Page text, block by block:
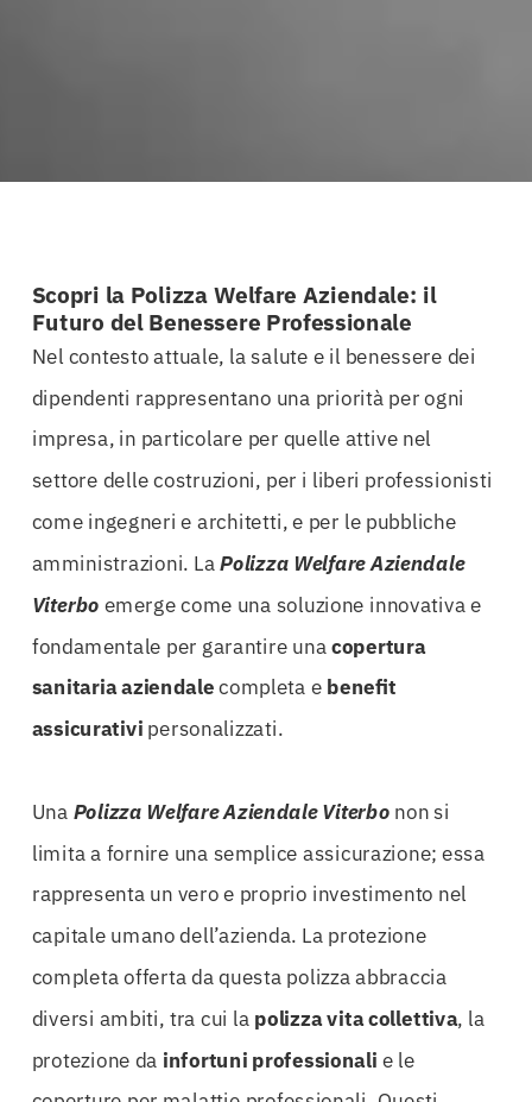
Scopri la Polizza Welfare Aziendale: il
Futuro del Benessere Professionale
Nel contesto attuale, la salute e il benessere dei
dipendenti rappresentano una priorità per ogni
impresa, in particolare per quelle attive nel
settore delle costruzioni, per i liberi professionisti
come ingegneri e architetti, e per le pubbliche
amministrazioni. LaPolizza Welfare Aziendale
Viterbo emerge come una soluzione innovativa e
fondamentale per garantire unacopertura
sanitaria aziendalecompleta e benefit
assicurativi personalizzati.
Una Polizza Welfare Aziendale Viterbo non si
limita a fornire una semplice assicurazione; essa
rappresenta un vero e proprio investimento nel
capitale umano dell’azienda. La protezione
completa offerta da questa polizza abbraccia
diversi ambiti, tra cui la polizza vita collettiva, la
protezione da infortuni professionali e le